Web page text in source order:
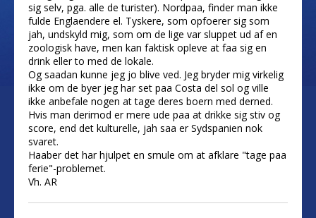
sig selv, pga. alle de turister). Nordpaa, finder man ikke
fulde Englaendere el. Tyskere, som opfoerer sig som
jah, undskyld mig, som om de lige var sluppet ud af en
zoologisk have, men kan faktisk opleve at faa sig en
drink eller to med de lokale.
Og saadan kunne jeg jo blive ved. Jeg bryder mig virkelig
ikke om de byer jeg har set paa Costa del sol og ville
ikke anbefale nogen at tage deres boern med derned.
Hvis man derimod er mere ude paa at drikke sig stiv og
score, end det kulturelle, jah saa er Sydspanien nok
svaret.
Haaber det har hjulpet en smule om at afklare "tage paa
ferie"-problemet.
Vh. AR